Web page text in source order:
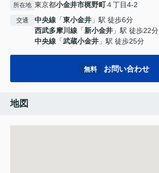
所在地 東京都小金井市梶野町４丁目4-2
交通 中央線 「東小金井 」駅 徒歩6分
西武多摩川線 「新小金井 」駅 徒歩22分
中央線 「武蔵小金井 」駅 徒歩25分
無料 お問い合わせ
地図